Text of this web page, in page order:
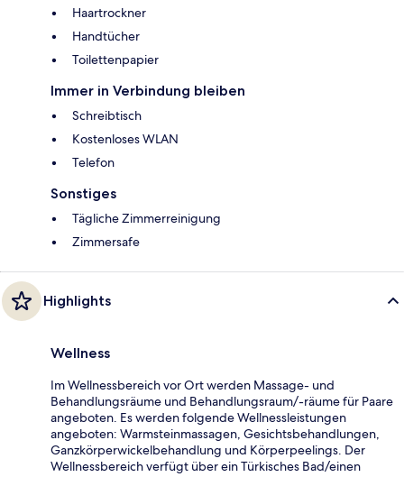
Haartrockner
Handtücher
Toilettenpapier
Immer in Verbindung bleiben
Schreibtisch
Kostenloses WLAN
Telefon
Sonstiges
Tägliche Zimmerreinigung
Zimmersafe
Highlights
Wellness
Im Wellnessbereich vor Ort werden Massage- und
Behandlungsräume und Behandlungsraum/-räume für Paare
angeboten. Es werden folgende Wellnessleistungen
angeboten: Warmsteinmassagen, Gesichtsbehandlungen,
Ganzkörperwickelbehandlung und Körperpeelings. Der
Wellnessbereich verfügt über ein Türkisches Bad/einen